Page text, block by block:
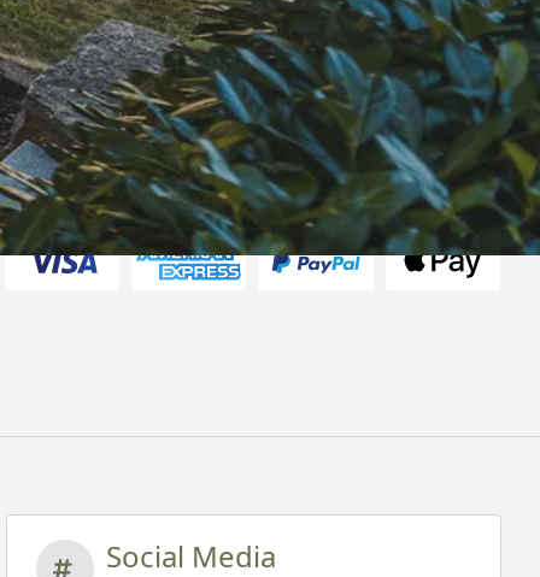
Social Media